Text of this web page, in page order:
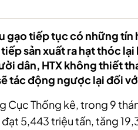
gạo tiếp tục có những
sản xuất ra hạt thóc
dân, HTX không thiết
tác động ngược lại đối
Cục Thống kê, trong 9
5,443 triệu tấn, tăng